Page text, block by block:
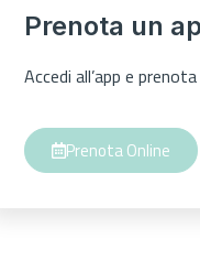
Prenota un
Accedi all’app e
Prenota Online